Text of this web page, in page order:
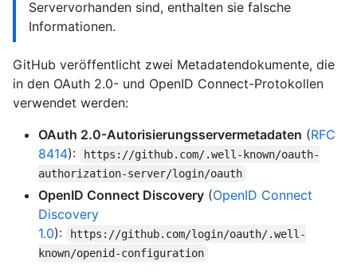
Servervorhanden sind, enthalten sie falsche
Informationen.
GitHub veröffentlicht zwei Metadatendokumente, die
in den OAuth 2.0- und OpenID Connect-Protokollen
verwendet werden:
OAuth 2.0-Autorisierungsservermetadaten (RFC
8414):
https://github.com/.well-known/oauth-
authorization-server/login/oauth
OpenID Connect Discovery (OpenID Connect
Discovery
1.0):
https://github.com/login/oauth/.well-
known/openid-configuration